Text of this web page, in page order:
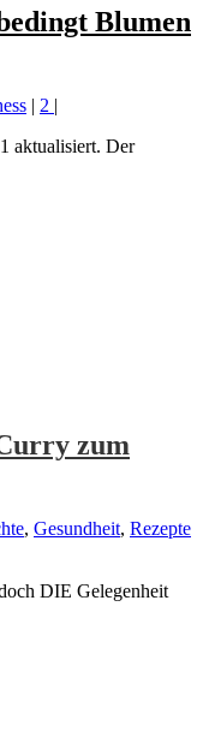
Blumen
| 2 |
aktualisiert. Der
zum
, Gesundheit, Rezepte
DIE Gelegenheit